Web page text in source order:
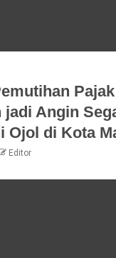
Pajak
jadi Angin
Ojol di Kota
Editor